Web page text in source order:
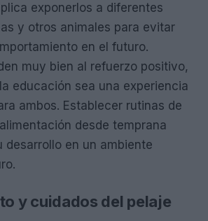
exponerlos a diferentes
y otros animales para evitar
en el futuro.
muy bien al refuerzo positivo,
educación sea una experiencia
ambos. Establecer rutinas de
desde temprana
desarrollo en un ambiente
y cuidados del pelaje